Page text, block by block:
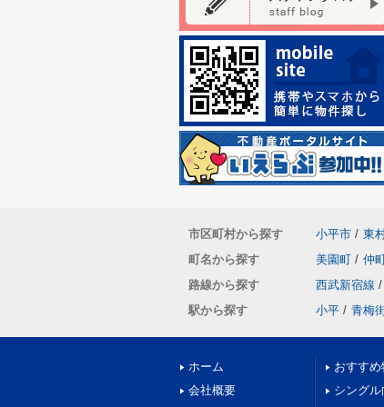
市区町村から探す 小平市 / 東
町名から探す
美園町 / 仲
路線から探す
西武新宿線 /
駅から探す
小平 / 青梅
ホーム
会社概要
おすすめ
シング